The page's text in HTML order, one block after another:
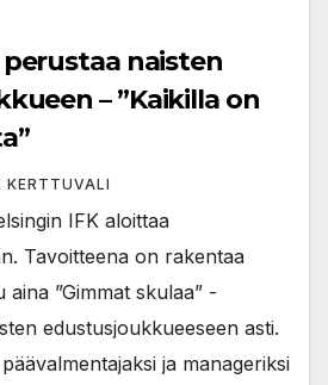
perustaa naisten
– ”Kaikilla on
KERTTUVALI
IFK aloittaa
Tavoitteena on rakentaa
”Gimmat skulaa” -
edustusjoukkueeseen asti.
ja manageriksi